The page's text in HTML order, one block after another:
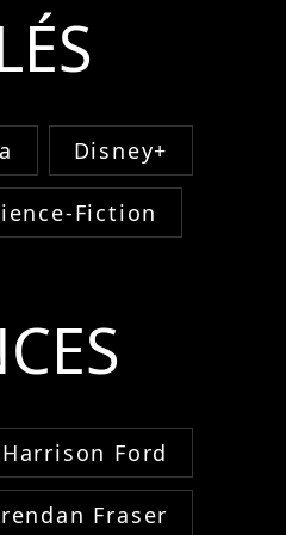
Disney+
Fiction
Harrison Ford
Fraser